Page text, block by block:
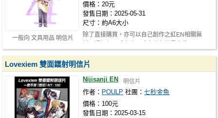
一般向 文具用品 明信片
價格：20元
發售日期：2025-05-31
尺寸：約A6大小
除了直接購買，亦可以自己創作之虹EN相關無
Lovexiem 雙面鐳射明信片
Nijisanji EN 明信片
作者： POULP 社團：七秒金魚
價格：100元
發售日期：2025-03-15